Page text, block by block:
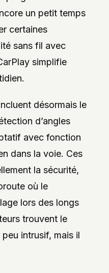
un petit temps
certaines
sans fil avec
simplifie
désormais le
d’angles
avec fonction
dans la voie. Ces
la sécurité,
où le
lors des longs
trouvent le
intrusif, mais il